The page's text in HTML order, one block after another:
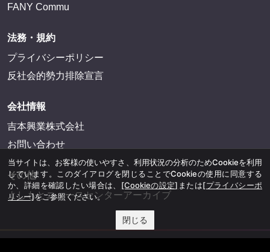
FANY Commu
法務・規約
プライバシーポリシー
反社会的勢力排除宣言
会社情報
吉本興業株式会社
お問い合わせ
その他
よしもとニュースセンターアーカイブ
当サイトは、お客様の使いやすさ、利用状況の分析のためCookieを利用
しています。このダイアログを閉じることでCookieの使用に同意する
か、詳細を確認したい場合は、 [Cookieの設定] または[プライバシーポ
リシー]をご参照ください。
閉じる